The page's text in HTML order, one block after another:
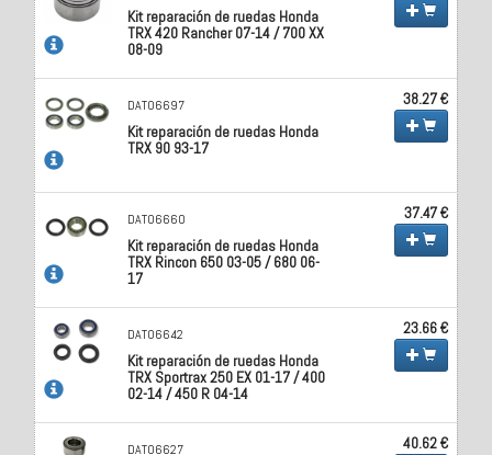
Kit reparación de ruedas Honda
TRX 420 Rancher 07-14 / 700 XX
08-09
DAT06697
Kit reparación de ruedas Honda
TRX 90 93-17
38.27 €
DAT06660
Kit reparación de ruedas Honda
TRX Rincon 650 03-05 / 680 06-
17
37.47 €
DAT06642
Kit reparación de ruedas Honda
TRX Sportrax 250 EX 01-17 / 400
02-14 / 450 R 04-14
23.66 €
DAT06627 40.62 €